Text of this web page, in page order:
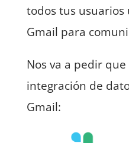
todos tus usuarios
Gmail para
Nos va a pedir
integración de
Gmail: